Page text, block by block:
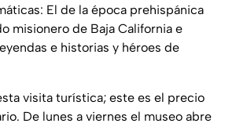
El de la época prehispánica
misionero de Baja California e
e historias y héroes de
visita turística; este es el precio
De lunes a viernes el museo abre